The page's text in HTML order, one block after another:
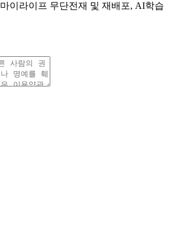
이라이프 무단전재 및 재배포, AI학습